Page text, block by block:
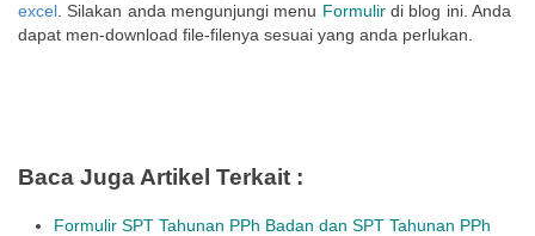
excel . Silakan anda mengunjungi menu Formulirdi blog ini. Anda
dapat men-download file-filenya sesuai yang anda perlukan.
Baca Juga Artikel Terkait :
Formulir SPT Tahunan PPh Badan dan SPT Tahunan PPh